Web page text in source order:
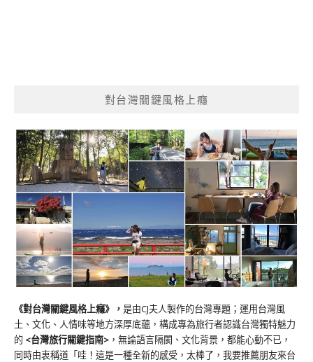
對台灣關鍵風格上癮
《對台灣關鍵風格上癮》 ， 是由CJ夫人製作的台灣專題；運用台灣風
土、文化、人情味等地方深厚底蘊，構成專為旅行者認識台灣獨特魅力
的 <台灣旅行關鍵指南> ，無論語言隔閡、文化背景，都能心動不已，
同時由衷稱道「哇！這是一種全新的感受，太棒了，我要推薦朋友來台